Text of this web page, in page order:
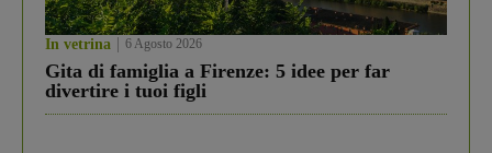
In vetrina 6 Agosto 2026
Gita di famiglia a Firenze: 5 idee per far
divertire i tuoi figli